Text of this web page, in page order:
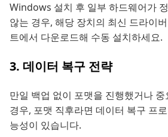
Windows 설치 후 일부 하드웨어가
않는 경우, 해당 장치의 최신 드라이
트에서 다운로드해 수동 설치하세요.
3. 데이터 복구 전략
만일 백업 없이 포맷을 진행했거나
경우, 포맷 직후라면 데이터 복구 프
능성이 있습니다.